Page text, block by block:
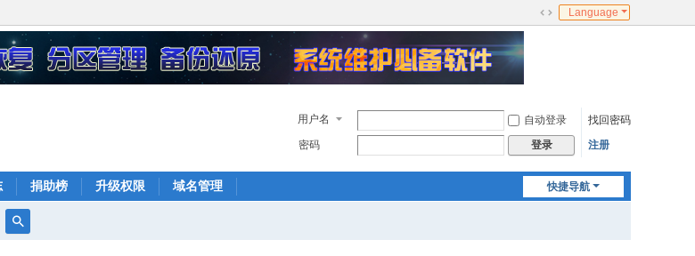
切
Language
用户名 自动登录
找回密码
密码
登录 注册
快捷导航
捐助榜 升级权限 域名管理